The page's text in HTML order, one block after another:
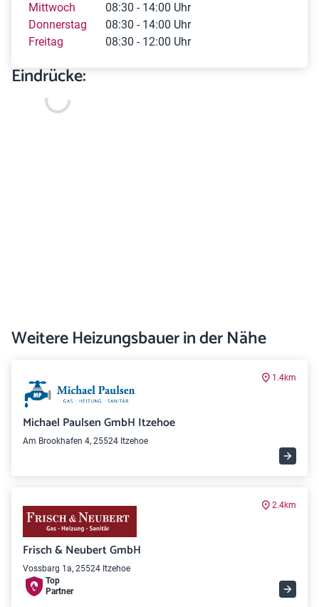
Mittwoch
08:30 - 14:00 Uhr
Donnerstag
08:30 - 14:00 Uhr
Freitag
08:30 - 12:00 Uhr
Eindrücke:
Weitere Heizungsbauer in der Nähe
1.4km
Michael Paulsen GmbH Itzehoe
Am Brookhafen 4, 25524 Itzehoe
2.4km
Frisch & Neubert GmbH
Vossbarg 1a, 25524 Itzehoe
Top
Partner